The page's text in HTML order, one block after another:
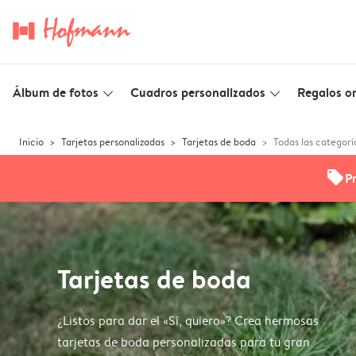
Álbum de fotos slim_arrow_down Cuadros personalizados slim_arrow_down Regalos
Inicio Tarjetas personalizadas Tarjetas de boda Todas las
offers
Tarjetas de boda
¿Listos para dar el «Sí, quiero»? Crea hermosas
tarjetas de boda personalizadas para tu gran